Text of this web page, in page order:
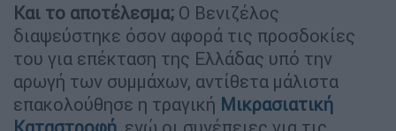
Και το αποτέλεσμα; Ο Βενιζέλος
διαψεύστηκε όσον αφορά τις προσδοκίες
του για επέκταση της Ελλάδας υπό την
αρωγή των συμμάχων, αντίθετα μάλιστα
επακολούθησε η τραγική Μικρασιατική